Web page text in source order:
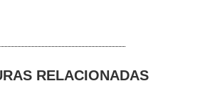
RELACIONADAS